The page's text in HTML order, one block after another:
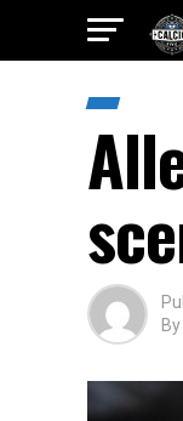
By